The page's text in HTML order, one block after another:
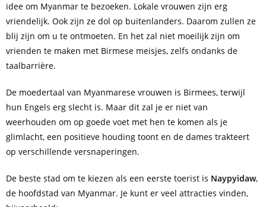
idee om Myanmar te bezoeken. Lokale vrouwen zijn erg
vriendelijk. Ook zijn ze dol op buitenlanders. Daarom zullen ze
blij zijn om u te ontmoeten. En het zal niet moeilijk zijn om
vrienden te maken met Birmese meisjes, zelfs ondanks de
taalbarrière.
De moedertaal van Myanmarese vrouwen is Birmees, terwijl
hun Engels erg slecht is. Maar dit zal je er niet van
weerhouden om op goede voet met hen te komen als je
glimlacht, een positieve houding toont en de dames trakteert
op verschillende versnaperingen.
De beste stad om te kiezen als een eerste toerist is Naypyidaw,
de hoofdstad van Myanmar. Je kunt er veel attracties vinden,